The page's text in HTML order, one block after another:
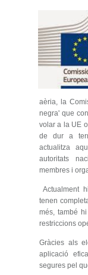
aèria, la
negra' que
volar a la UE
de dur a
actualitza
autoritats
membres i
Actualment
tenen
més, també
restriccions
Gràcies als
aplicació
segures pel